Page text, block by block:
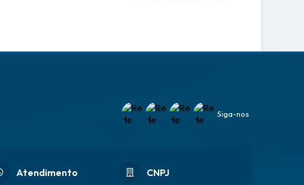
Atendimento CNPJ
Siga-nos